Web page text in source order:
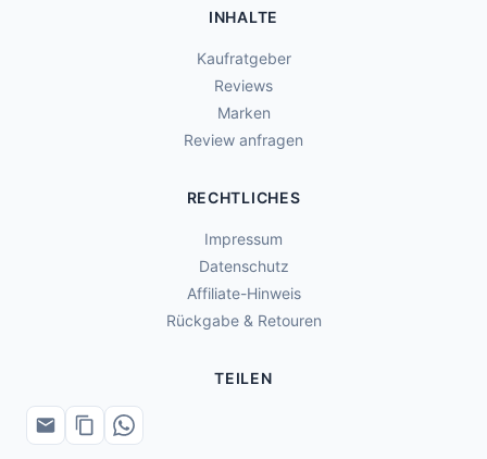
INHALTE
Kaufratgeber
Reviews
Marken
Review anfragen
RECHTLICHES
Impressum
Datenschutz
Affiliate-Hinweis
Rückgabe & Retouren
TEILEN